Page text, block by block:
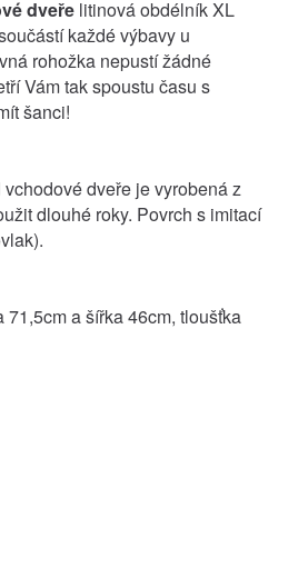
dveře litinová obdélník XL
každé výbavy u
rohožka nepustí žádné
Vám tak spoustu času s
šanci!
dveře je vyrobená z
dlouhé roky. Povrch s imitací
a šířka 46cm, tloušťka